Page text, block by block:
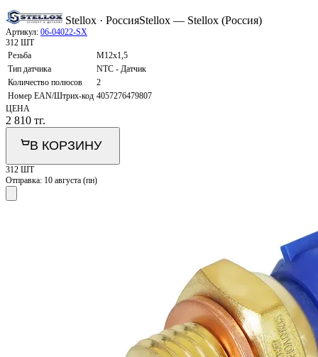
Stellox · РоссияStellox — Stellox (Россия)
Артикул: 06-04022-SX
312 ШТ
Резьба
M12x1,5
Тип датчика
NTC - Датчик
Количество полюсов
2
Номер EAN/Штрих-код 4057276479807
ЦЕНА
2 810 тг.
В КОРЗИНУ
312 ШТ
Отправка: 10 августа (пн)